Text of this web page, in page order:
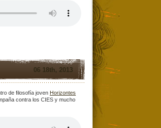
06 18th, 2013
de filosofía joven Horizontes
contra los CIES y mucho